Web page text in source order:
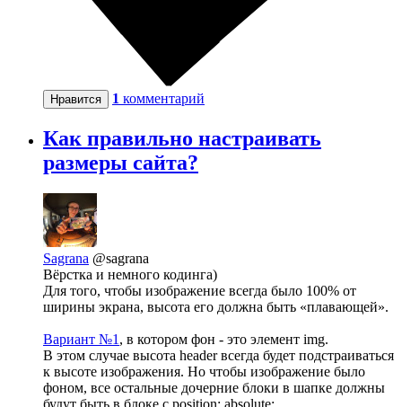
Нравится 1 комментарий
Как правильно настраивать
размеры сайта?
Sagrana @sagrana
Вёрстка и немного кодинга)
Для того, чтобы изображение всегда было 100% от
ширины экрана, высота его должна быть «плавающей».
Вариант №1 , в котором фон - это элемент img.
В этом случае высота header всегда будет подстраиваться
к высоте изображения. Но чтобы изображение было
фоном, все остальные дочерние блоки в шапке должны
будут быть в блоке с position: absolute;